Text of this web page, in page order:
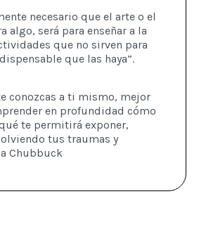
necesario que el arte o el
algo, será para enseñar a la
que no sirven para
que las haya”.
conozcas a ti mismo, mejor
en profundidad cómo
te permitirá exponer,
tus traumas y
Chubbuck